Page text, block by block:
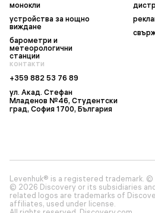
монокли
устройства за нощно
виждане
барометри и
метеорологични
станции
контакти
+359 882 53 76 89
ул. Акад. Стефан
Младенов №46, Студентски
град, София 1700, България
Levenhuk® is a registered trademark. ©
© 2026 Discovery or its subsidiaries
related logos are trademarks of
affiliates, used under license.